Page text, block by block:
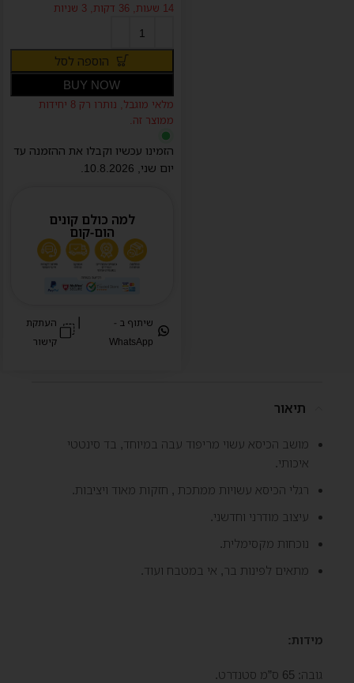
14 שעות, 36 דקות, 2 שניות
הוספה לסל
BUY NOW
מלאי מוגבל, נותרו רק 8 יחידות
ממוצר זה.
הזמינו עכשיו וקבלו את ההזמנה עד
יום שני,
10.8.2026
.
למה כולם קונים
הום-קום
שיתוף ב -
WhatsApp
|
העתקת
קישור
תיאור
מושב הכיסא עשוי מריפוד עבה במיוחד, בד סינטטי
איכותי.
רגלי הכיסא עשויות ממתכת , חזקות מאוד ויציבות.
עיצוב מודרני וחדשני.
נוכחות מקסימלית.
מתאים לפינות בר, אי במטבח ועוד.
מידות:
גובה: 65 ס”מ סטנדרט.